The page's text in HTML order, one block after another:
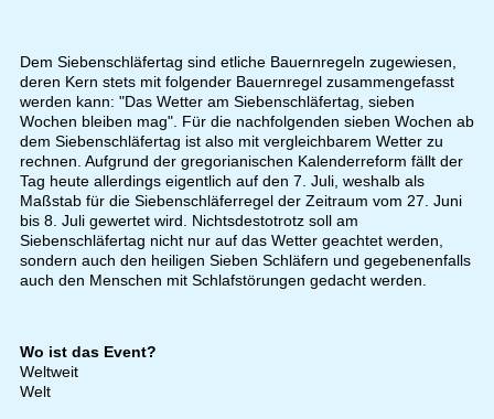
Dem Siebenschläfertag sind etliche Bauernregeln zugewiesen,
deren Kern stets mit folgender Bauernregel zusammengefasst
werden kann: "Das Wetter am Siebenschläfertag, sieben
Wochen bleiben mag". Für die nachfolgenden sieben Wochen ab
dem Siebenschläfertag ist also mit vergleichbarem Wetter zu
rechnen. Aufgrund der gregorianischen Kalenderreform fällt der
Tag heute allerdings eigentlich auf den 7. Juli, weshalb als
Maßstab für die Siebenschläferregel der Zeitraum vom 27. Juni
bis 8. Juli gewertet wird. Nichtsdestotrotz soll am
Siebenschläfertag nicht nur auf das Wetter geachtet werden,
sondern auch den heiligen Sieben Schläfern und gegebenenfalls
auch den Menschen mit Schlafstörungen gedacht werden.
Wo ist das Event?
Weltweit
Welt